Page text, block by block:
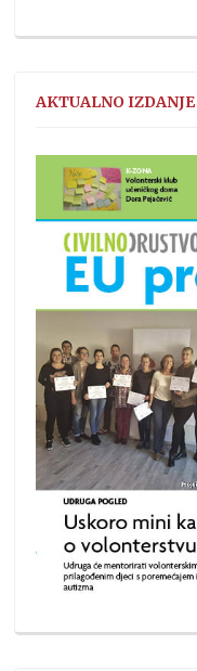
AKTUALNO IZDANJE